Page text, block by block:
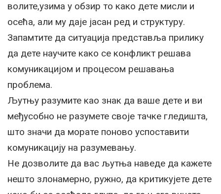
волите,узима у обзир то како дете мисли и
осећа, али му даје јасан ред и структуру.
Запамтите да ситуација представља прилику
да дете научите како се конфликт решава
комуникацијом и процесом решавања
проблема.
Љутњу разумите као знак да ваше дете и ви
међусобно не разумете своје тачке гледишта,
што значи да морате поново успоставити
комуникацију на разумевању.
Не дозволите да вас љутња наведе да кажете
нешто злонамерно, ружно, да критикујете дете